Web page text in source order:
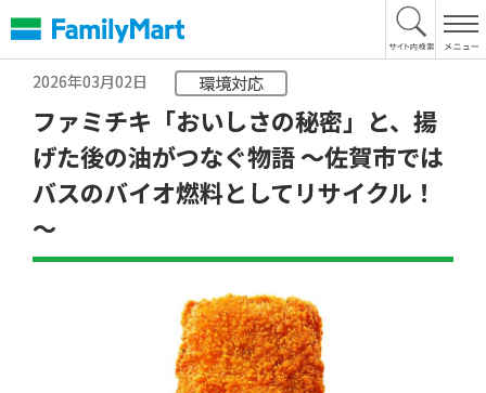
文
へ
2026年03月02日
環境対応
ファミチキ「おいしさの秘密」と、揚
げた後の油がつなぐ物語 ～佐賀市では
バスのバイオ燃料としてリサイクル！
～